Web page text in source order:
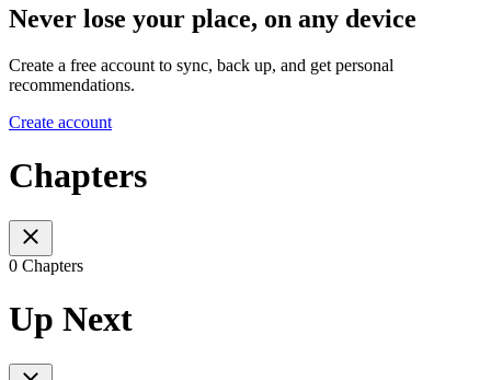
Never lose your place, on any device
Create a free account to sync, back up, and get personal
recommendations.
Create account
Chapters
0 Chapters
Up Next